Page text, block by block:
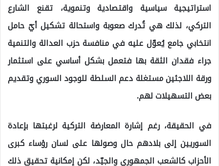
استراتيجية سياسية واقتصادية وتنموية، تقنع الشارع
التركي، لذلك هي تُدرك صعوبة واستحالة تشكيل أيّ حامل
انتخابي جامع يُعوّل عليه في منافسة حزب العدالة والتنمية
جراء فقدان الثقة بها فتعمل بشكل أساسي على استثمار
ورقة اللاجئين مستغلة دعم السلطة للوجود السوري وتقديم
بعض التسهيلات لهم.
في الحقيقة، رغم إشارة المعارضة التركية لرغبتها بإعادة
السوريين إلى بلادهم حال وصولها على لسان رؤساء كبرى
الأحزاب كالشعب الجمهوري والجيّد، لكن إمكانية تحقيق ذلك